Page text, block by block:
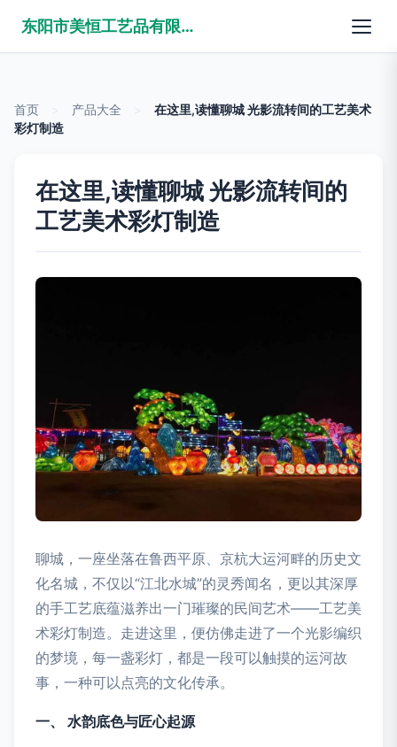
东阳市美恒工艺品有限公司
首页 产品大全
在这里,读懂聊城 光影流转间的工艺美术
彩灯制造
在这里,读懂聊城 光影流转间的
工艺美术彩灯制造
聊城，一座坐落在鲁西平原、京杭大运河畔的历史文
化名城，不仅以“江北水城”的灵秀闻名，更以其深厚
的手工艺底蕴滋养出一门璀璨的民间艺术——工艺美
术彩灯制造。走进这里，便仿佛走进了一个光影编织
的梦境，每一盏彩灯，都是一段可以触摸的运河故
事，一种可以点亮的文化传承。
一、 水韵底色与匠心起源